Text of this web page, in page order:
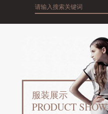
服装展示
PRODUCT SHOW